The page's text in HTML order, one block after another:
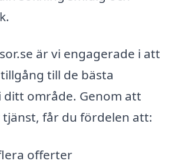
är vi engagerade i att
till de bästa
ditt område. Genom att
tjänst, får du fördelen att:
offerter